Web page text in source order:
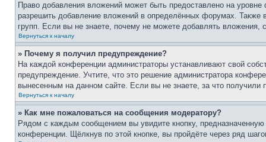
Право добавления вложений может быть предоставлено на
разрешить добавление вложений в определённых форумах.
групп. Если вы не знаете, почему не можете добавлять вложения,
Вернуться к началу
» Почему я получил предупреждение?
На каждой конференции администраторы устанавливают свой
предупреждение. Учтите, что это решение администратора
вынесенным на данном сайте. Если вы не знаете, за что
Вернуться к началу
» Как мне пожаловаться на сообщения модератору?
Рядом с каждым сообщением вы увидите кнопку,
конференции. Щёлкнув по этой кнопке, вы пройдёте через ряд